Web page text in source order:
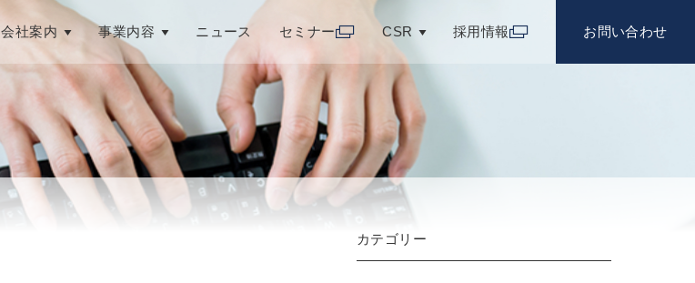
会社案内 事業内容 ニュース セミナー CSR 採用情報 お問い合わせ
カテゴリー